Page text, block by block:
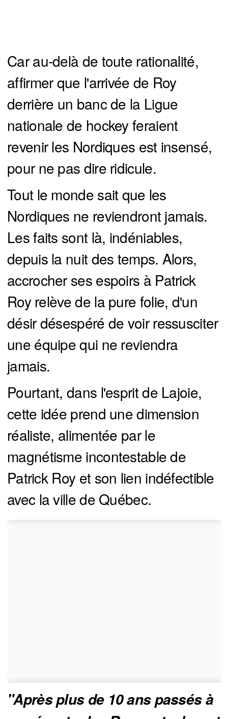
Car au-delà de toute rationalité,
affirmer que l'arrivée de Roy
derrière un banc de la Ligue
nationale de hockey feraient
revenir les Nordiques est insensé,
pour ne pas dire ridicule.
Tout le monde sait que les
Nordiques ne reviendront jamais.
Les faits sont là, indéniables,
depuis la nuit des temps. Alors,
accrocher ses espoirs à Patrick
Roy relève de la pure folie, d'un
désir désespéré de voir ressusciter
une équipe qui ne reviendra
jamais.
Pourtant, dans l'esprit de Lajoie,
cette idée prend une dimension
réaliste, alimentée par le
magnétisme incontestable de
Patrick Roy et son lien indéfectible
avec la ville de Québec.
"Après plus de 10 ans passés à